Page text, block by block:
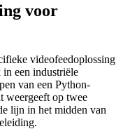
voor
videofeedoplossing
een industriële
van een Python-
weergeeft op twee
lijn in het midden van